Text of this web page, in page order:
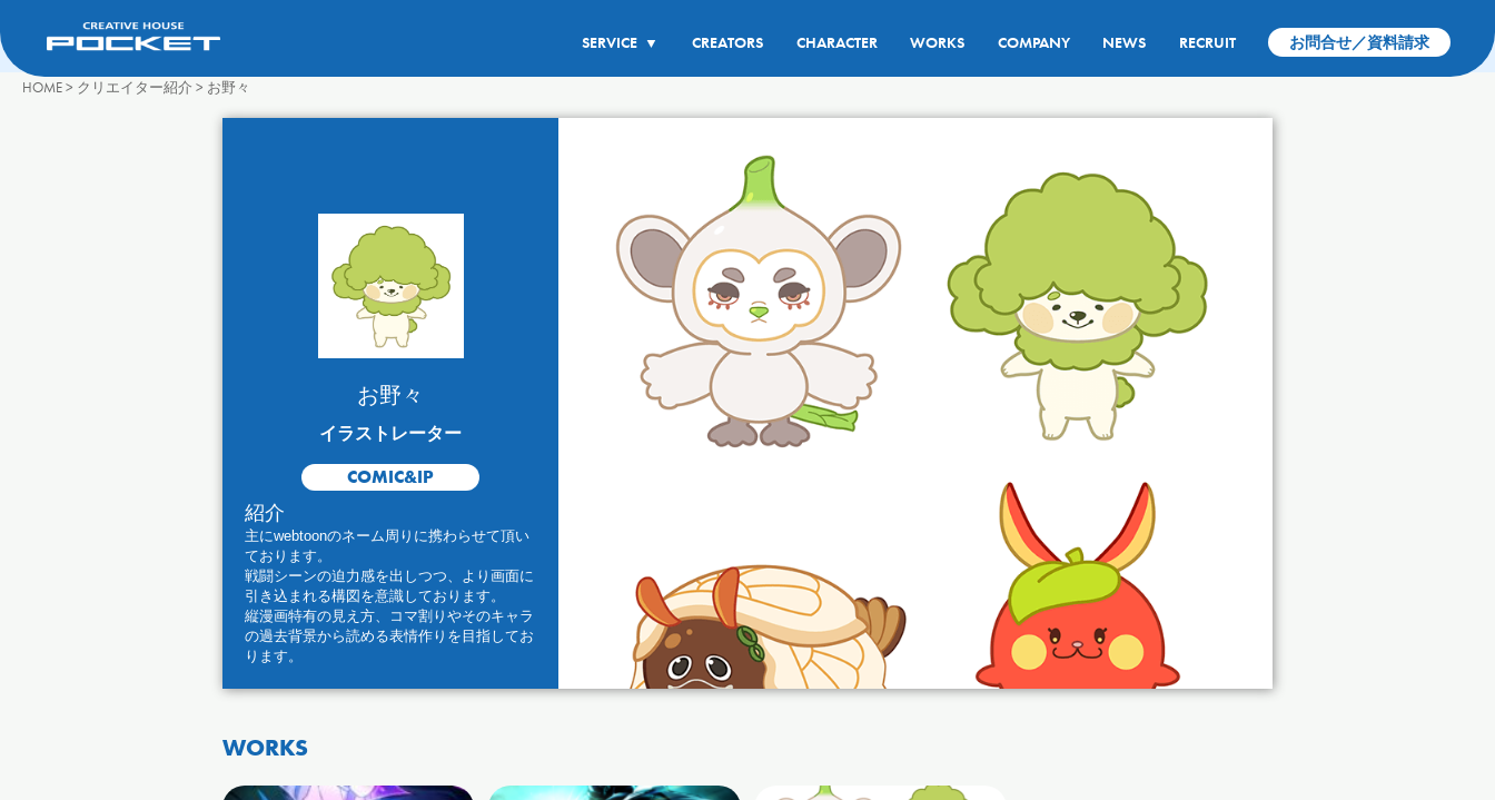
SERVICE ▼ CREATORS CHARACTER WORKS COMPANY NEWS RECRUIT お問合せ／資料請求
HOME> クリエイター紹介 > お野々
お野々
イラストレーター
COMIC&IP
紹介
主にwebtoonのネーム周りに携わらせて頂い
ております。
戦闘シーンの迫力感を出しつつ、より画面に
引き込まれる構図を意識しております。
縦漫画特有の見え方、コマ割りやそのキャラ
の過去背景から読める表情作りを目指してお
ります。
WORKS